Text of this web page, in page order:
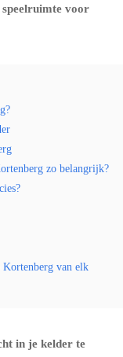
speelruimte voor
zo belangrijk?
van elk
in je kelder te